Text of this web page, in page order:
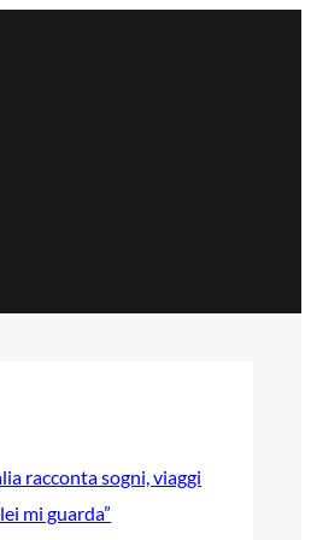
racconta sogni, viaggi
mi guarda”